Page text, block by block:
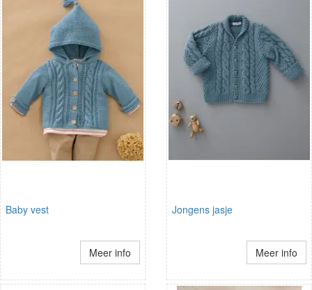
Baby vest
Meer info
Jongens jasje
Meer info